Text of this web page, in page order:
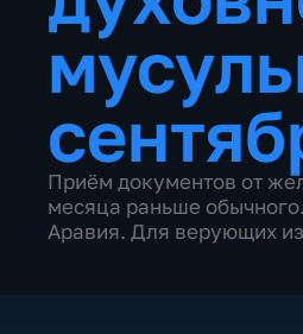
Приём документов от
месяца раньше
Аравия. Для верующих